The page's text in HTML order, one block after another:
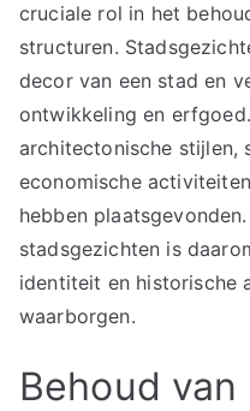
cruciale rol in het
structuren.
decor van een stad en
ontwikkeling en
architectonische stijlen,
economische
hebben
stadsgezichten is
identiteit en historische
waarborgen.
Behoud